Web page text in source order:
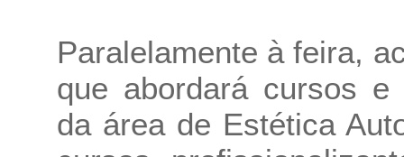
Paralelamente à feira,
que abordará cursos e
da área de Estética